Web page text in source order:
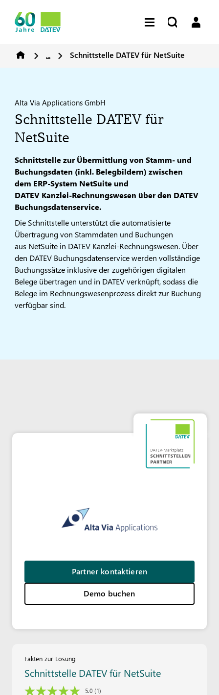
... Schnittstelle DATEV für NetSuite
Alta Via Applications GmbH
Schnittstelle DATEV für
NetSuite
Schnittstelle zur Übermittlung von Stamm- und
Buchungsdaten (inkl. Belegbildern) zwischen
dem ERP‑System NetSuite und
DATEV Kanzlei‑Rechnungswesen über den DATEV
Buchungsdatenservice.
Die Schnittstelle unterstützt die automatisierte
Übertragung von Stammdaten und Buchungen
aus NetSuite in DATEV Kanzlei-Rechnungswesen. Über
den DATEV Buchungsdatenservice werden vollständige
Buchungssätze inklusive der zugehörigen digitalen
Belege übertragen und in DATEV verknüpft, sodass die
Belege im Rechnungswesenprozess direkt zur Buchung
verfügbar sind.
Partner kontaktieren
Demo buchen
Fakten zur Lösung
Schnittstelle DATEV für NetSuite
5.0 (1)